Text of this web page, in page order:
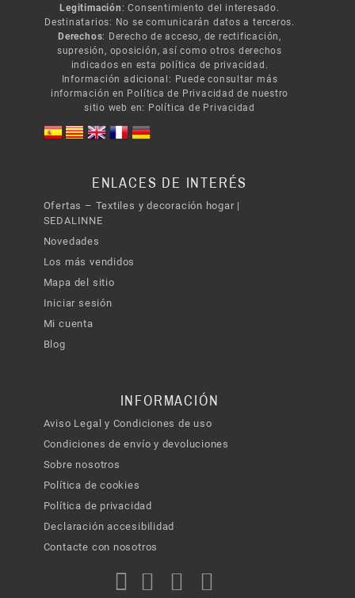
Legitimación : Consentimiento del interesado.
Destinatarios: No se comunicarán datos a terceros.
Derechos: Derecho de acceso, de rectificación,
supresión, oposición, así como otros derechos
indicados en esta política de privacidad.
Información adicional: Puede consultar más
información en Política de Privacidad de nuestro
sitio web en: Política de Privacidad
ENLACES DE INTERÉS
Ofertas – Textiles y decoración hogar |
SEDALINNE
Novedades
Los más vendidos
Mapa del sitio
Iniciar sesión
Mi cuenta
Blog
INFORMACIÓN
Aviso Legal y Condiciones de uso
Condiciones de envío y devoluciones
Sobre nosotros
Política de cookies
Política de privacidad
Declaración accesibilidad
Contacte con nosotros